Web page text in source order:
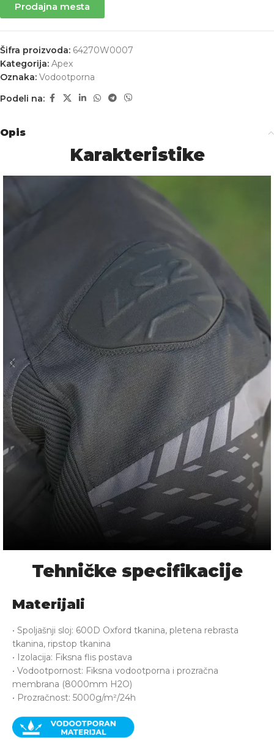
Prodajna mesta
Šifra proizvoda: 64270W0007
Kategorija: Apex
Oznaka: Vodootporna
Podeli na:
Opis
Karakteristike
Spoljni štitnici za ramena
Tehničke specifikacije
Materijali
• Spoljašnji sloj: 600D Oxford tkanina, pletena rebrasta
tkanina, ripstop tkanina
• Izolacija: Fiksna flis postava
• Vodootpornost: Fiksna vodootporna i prozračna
membrana (8000mm H2O)
• Prozračnost: 5000g/m²/24h